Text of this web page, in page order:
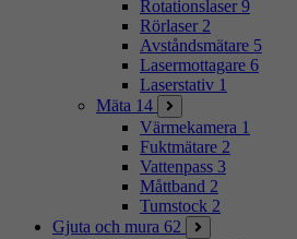
Rotationslaser 9
Rörlaser 2
Avståndsmätare 5
Lasermottagare 6
Laserstativ 1
Mäta 14
Värmekamera 1
Fuktmätare 2
Vattenpass 3
Måttband 2
Tumstock 2
Gjuta och mura 62